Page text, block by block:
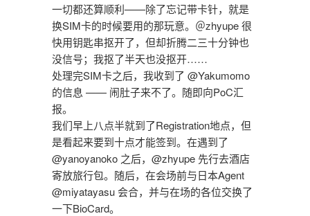
一切都还算顺利——除了忘记带卡针，就是
换SIM卡的时候要用的那玩意。＠zhyupe 很
快用钥匙串抠开了，但却折腾二三十分钟也
没信号；我抠了半天也没抠开……
处理完SIM卡之后，我收到了 @Yakumomo
的信息 —— 闹肚子来不了。随即向PoC汇
报。
我们早上八点半就到了Registration地点，但
是看起来要到十点才能签到。在遇到了
@yanoyanoko 之后，@zhyupe 先行去酒店
寄放旅行包。随后，在会场前与日本Agent
@miyatayasu 会合，并与在场的各位交换了
一下BioCard。